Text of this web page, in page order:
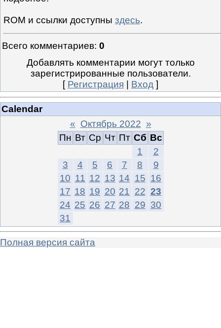
ROM и ссылки доступны здесь.
Всего комментариев: 0
Добавлять комментарии могут только
зарегистрированные пользователи.
[ Регистрация Вход ]
Calendar
« Октябрь 2022 »
Пн Вт Ср Чт Пт Сб Вс
1
2
3
4 5 6 7 8
9
10 11 12 13 14 15 16
17 18 19 20 21 22 23
24 25 26 27 28 29 30
31
Полная версия сайта